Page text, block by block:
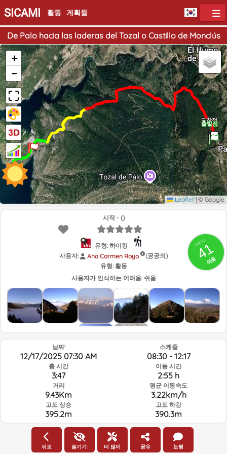
SICAMI 활동 게획들
De Palo hacia las laderas del Tozal o Castillo de Monclús
출발점
도착점
+
−
Leaflet | © Google
GRSIC
41
쉬움
시작 - ()
유형: 하이킹
사용자:
Ana Carmen Royo
(공공의)
유형: 활동
사용자가 인식하는 어려움: 쉬움
날짜'
12/17/2025 07:30 AM
총 시간
3:47
거리
9.43Km
고도 상승
395.2m
스케쥴
08:30 - 12:17
이동 시간
2:55 h
평균 이동속도
3.22km/h
고도 하강
390.3m
루트의 그날과 선택된 시간의 날씨
뒤로 숨기기: 더 많이 공유 논평